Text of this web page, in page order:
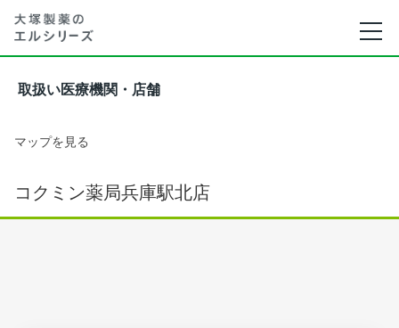
取扱い医療機関・店舗
マップを見る
コクミン薬局兵庫駅北店